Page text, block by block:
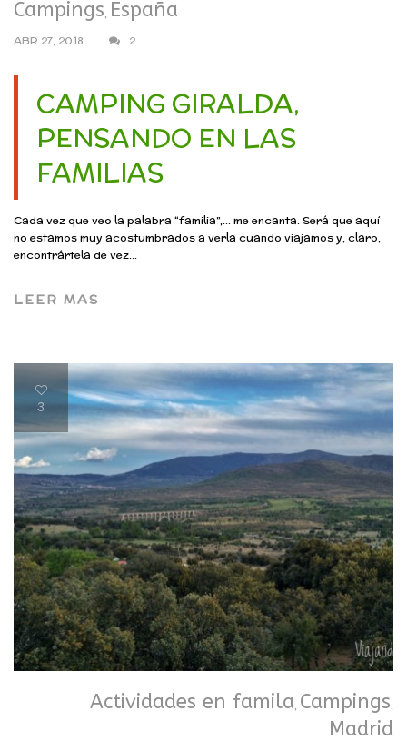
Campings, España
ABR 27, 2018 2
CAMPING GIRALDA,
PENSANDO EN LAS
FAMILIAS
Cada vez que veo la palabra “familia”,… me encanta. Será que aquí
no estamos muy acostumbrados a verla cuando viajamos y, claro,
encontrártela de vez...
LEER MAS
3
Actividades en famila, Campings,
Madrid